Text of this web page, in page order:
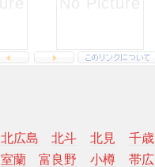
北広島 北斗 北見
千歳
室蘭 富良野 小樽
帯広